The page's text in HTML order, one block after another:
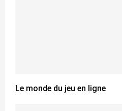
Le monde du jeu en ligne